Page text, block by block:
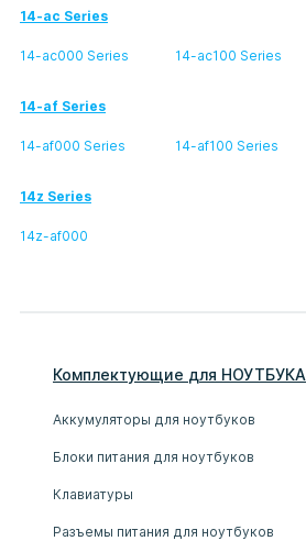
14-ac Series
14-ac000 Series 14-ac100 Series
14-af Series
14-af000 Series 14-af100 Series
14z Series
14z-af000
Комплектующие для НОУТБУКА
Аккумуляторы для ноутбуков
Блоки питания для ноутбуков
Клавиатуры
Разъемы питания для ноутбуков